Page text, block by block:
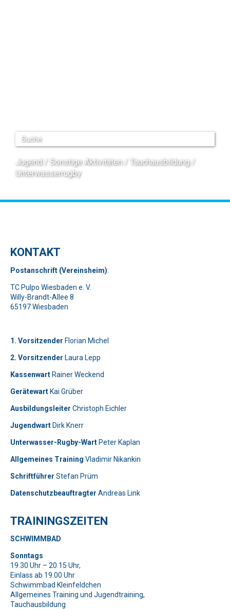
Jugend Sonstige Aktivitäten
Tauchausbildung
Unterwasserrugby
KONTAKT
Postanschrift (Vereinsheim):
TC Pulpo Wiesbaden e. V.
Willy-Brandt-Allee 8
65197 Wiesbaden
1. Vorsitzender Florian Michel
2. Vorsitzender Laura Lepp
Bitte lasse dieses Feld leer.
KassenwartRainer Weckend
Bitte lasse dieses Feld leer.
Bitte beweise, dass du kein Spambot bist und wähle das
GerätewartKai Grüber
Telefon: 0179-5300111
Bitte lasse dieses Feld leer.
Bitte beweise, dass du kein Spambot bist und wähle das
Ausbildungsleiter Christoph Eichler
Bitte lasse dieses Feld leer.
Bitte beweise, dass du kein Spambot bist und wähle das
JugendwartDirk Knerr
Bitte lasse dieses Feld leer.
Unterwasser-Rugby-WartPeter Kaplan
Allgemeines Training Vladimir Nikankin
Schriftführer Stefan Prüm
Datenschutzbeauftragter Andreas Link
TRAININGSZEITEN
SCHWIMMBAD
Sonntags
19.30 Uhr – 20.15 Uhr,
Einlass ab 19.00 Uhr
Schwimmbad Kleinfeldchen
Allgemeines Training und Jugendtraining,
Tauchausbildung